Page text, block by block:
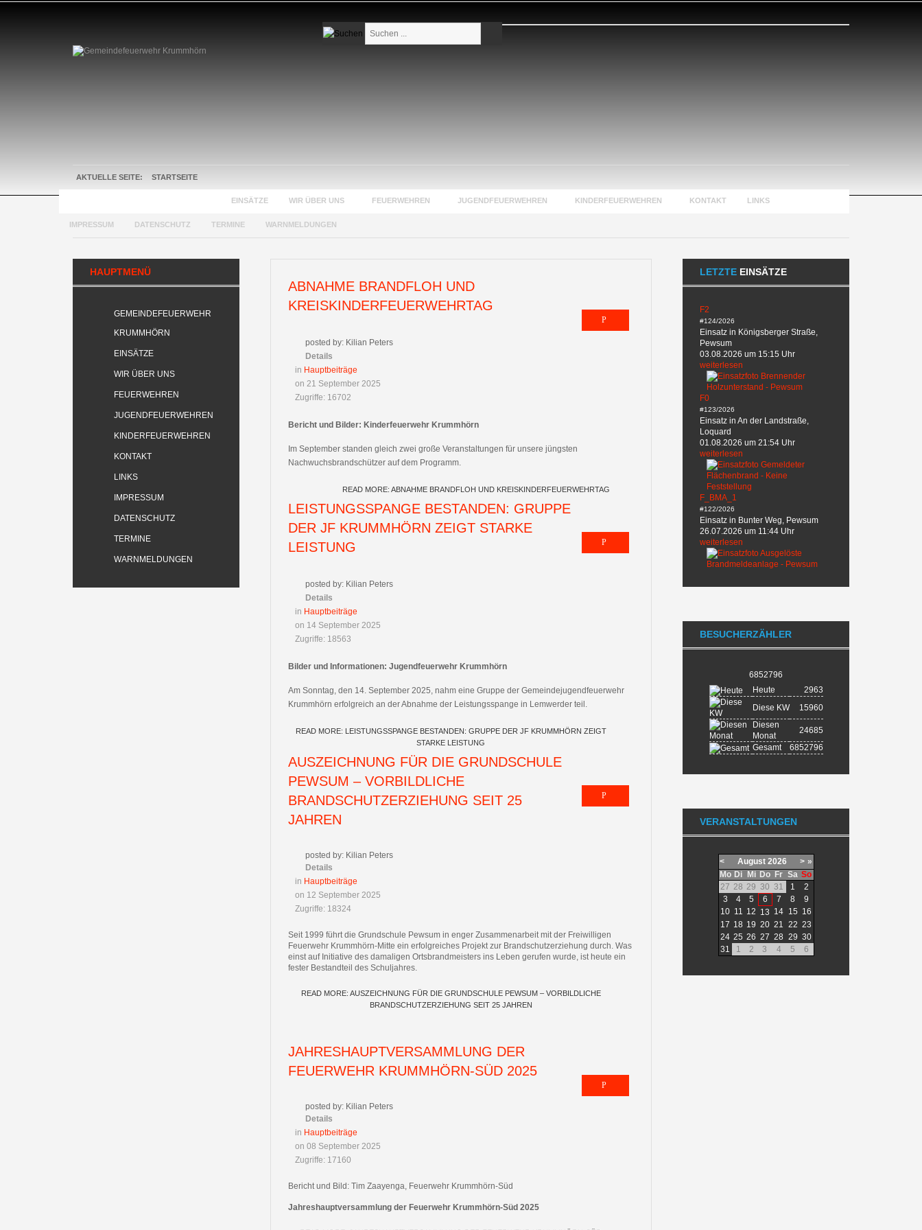
Suchen
...
AKTUELLE SEITE: STARTSEITE
EINSÄTZE WIR ÜBER UNS FEUERWEHREN JUGENDFEUERWEHREN KINDERFEUERWEHREN KONTAKT LINKS
IMPRESSUM DATENSCHUTZ TERMINE WARNMELDUNGEN
HAUPTMENÜ
GEMEINDEFEUERWEHR
KRUMMHÖRN
EINSÄTZE
WIR ÜBER UNS
FEUERWEHREN
JUGENDFEUERWEHREN
KINDERFEUERWEHREN
KONTAKT
LINKS
IMPRESSUM
DATENSCHUTZ
TERMINE
WARNMELDUNGEN
ABNAHME BRANDFLOH UND
KREISKINDERFEUERWEHRTAG
posted by: Kilian Peters
Details
in Hauptbeiträge
on 21 September 2025
Zugriffe: 16702
Bericht und Bilder: Kinderfeuerwehr Krummhörn
Im September standen gleich zwei große Veranstaltungen für unsere jüngsten
Nachwuchsbrandschützer auf dem Programm.
READ MORE: ABNAHME BRANDFLOH UND KREISKINDERFEUERWEHRTAG
LEISTUNGSSPANGE BESTANDEN: GRUPPE
DER JF KRUMMHÖRN ZEIGT STARKE
LEISTUNG
posted by: Kilian Peters
Details
in Hauptbeiträge
on 14 September 2025
Zugriffe: 18563
Bilder und Informationen: Jugendfeuerwehr Krummhörn
Am Sonntag, den 14. September 2025, nahm eine Gruppe der Gemeindejugendfeuerwehr
Krummhörn erfolgreich an der Abnahme der Leistungsspange in Lemwerder teil.
READ MORE: LEISTUNGSSPANGE BESTANDEN: GRUPPE DER JF KRUMMHÖRN ZEIGT
STARKE LEISTUNG
AUSZEICHNUNG FÜR DIE GRUNDSCHULE
PEWSUM – VORBILDLICHE
BRANDSCHUTZERZIEHUNG SEIT 25
JAHREN
posted by: Kilian Peters
Details
in Hauptbeiträge
on 12 September 2025
Zugriffe: 18324
Seit 1999 führt die Grundschule Pewsum in enger Zusammenarbeit mit der Freiwilligen
Feuerwehr Krummhörn-Mitte ein erfolgreiches Projekt zur Brandschutzerziehung durch. Was
einst auf Initiative des damaligen Ortsbrandmeisters ins Leben gerufen wurde, ist heute ein
fester Bestandteil des Schuljahres.
READ MORE: AUSZEICHNUNG FÜR DIE GRUNDSCHULE PEWSUM – VORBILDLICHE
BRANDSCHUTZERZIEHUNG SEIT 25 JAHREN
JAHRESHAUPTVERSAMMLUNG DER
FEUERWEHR KRUMMHÖRN-SÜD 2025
posted by: Kilian Peters
Details
in Hauptbeiträge
on 08 September 2025
Zugriffe: 17160
Bericht und Bild: Tim Zaayenga, Feuerwehr Krummhörn-Süd
Jahreshauptversammlung der Feuerwehr Krummhörn-Süd 2025
LETZTE EINSÄTZE
F2
#124/2026
Einsatz in Königsberger Straße,
Pewsum
03.08.2026 um 15:15 Uhr
weiterlesen
F0
#123/2026
Einsatz in An der Landstraße,
Loquard
01.08.2026 um 21:54 Uhr
weiterlesen
F_BMA_1
#122/2026
Einsatz in Bunter Weg, Pewsum
26.07.2026 um 11:44 Uhr
weiterlesen
BESUCHERZÄHLER
6852796
Heute
2963
Diese KW
15960
Diesen
Monat
24685
Gesamt
6852796
VERANSTALTUNGEN
< August 2026 > »
Mo Di Mi Do Fr Sa So
27 28 29 30 31 1
2
3
4 5 6 7 8
9
10 11 12 13 14 15 16
17 18 19 20 21 22 23
24 25 26 27 28 29 30
31
1 2 3 4 5 6